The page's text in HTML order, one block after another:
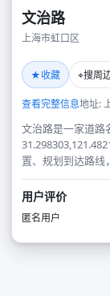
文治路
上海市虹口区
★收藏 ⌖搜周
查看完整信息地址:
文治路是一家道路
置、规划到达路线
用户评价
匿名用户